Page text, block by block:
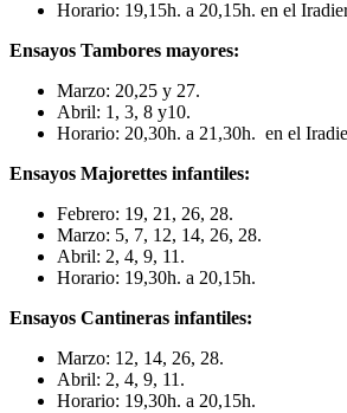
Horario: 19,15h. a 20,15h. en el
Ensayos Tambores mayores:
Marzo: 20,25 y 27.
Abril: 1, 3, 8 y10.
Horario: 20,30h. a 21,30h. en el
Ensayos Majorettes infantiles:
Febrero: 19, 21, 26, 28.
Marzo: 5, 7, 12, 14, 26, 28.
Abril: 2, 4, 9, 11.
Horario: 19,30h. a 20,15h.
Ensayos Cantineras infantiles:
Marzo: 12, 14, 26, 28.
Abril: 2, 4, 9, 11.
Horario: 19,30h. a 20,15h.